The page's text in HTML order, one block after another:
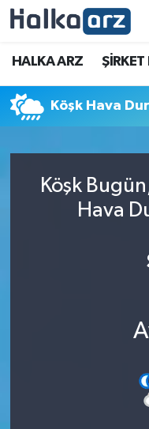
HALKA ARZ ŞİRKET
Köşk Hava
Köşk
Hava
HALKA ARZ
SERMAYE
TEMETTÜ
İletişim